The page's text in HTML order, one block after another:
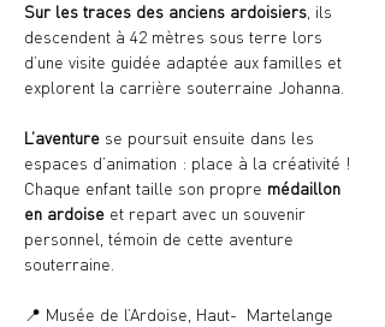
Sur les traces des anciens ardoisiers , ils
descendent à 42 mètres sous terre lors
d’une visite guidée adaptée aux familles et
explorent la carrière souterraine Johanna.
L’aventure se poursuit ensuite dans les
espaces d’animation : place à la créativité !
Chaque enfant taille son propre médaillon
en ardoise et repart avec un souvenir
personnel, témoin de cette aventure
souterraine.
📍 Musée de l’Ardoise, Haut-  Martelange